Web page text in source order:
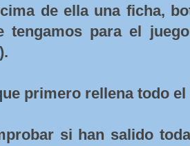
de ella una ficha,
tengamos para el
primero rellena todo
si han salido